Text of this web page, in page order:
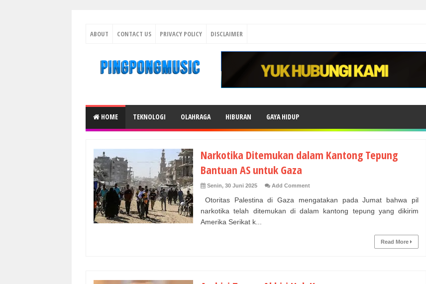
ABOUT CONTACT US PRIVACY POLICY DISCLAIMER
HOME TEKNOLOGI OLAHRAGA HIBURAN GAYA HIDUP
Narkotika Ditemukan dalam Kantong Tepung
Bantuan AS untuk Gaza
Senin, 30 Juni 2025 Add Comment
Otoritas Palestina di Gaza mengatakan pada Jumat bahwa pil
narkotika telah ditemukan di dalam kantong tepung yang dikirim
Amerika Serikat k...
Read More